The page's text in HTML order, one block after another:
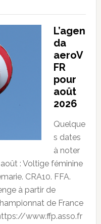
L’agen
da
aeroV
FR
pour
août
2026
Quelque
s dates
à noter
: Voltige féminine
CRA10. FFA.
à partir de
de France
www.ffp.asso.fr